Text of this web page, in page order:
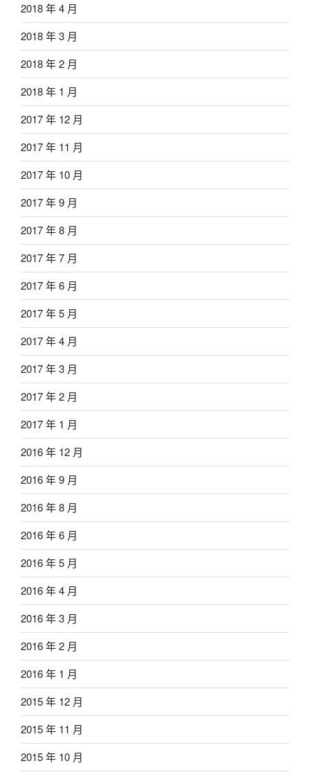
2018 年 4 月
2018 年 3 月
2018 年 2 月
2018 年 1 月
2017 年 12 月
2017 年 11 月
2017 年 10 月
2017 年 9 月
2017 年 8 月
2017 年 7 月
2017 年 6 月
2017 年 5 月
2017 年 4 月
2017 年 3 月
2017 年 2 月
2017 年 1 月
2016 年 12 月
2016 年 9 月
2016 年 8 月
2016 年 6 月
2016 年 5 月
2016 年 4 月
2016 年 3 月
2016 年 2 月
2016 年 1 月
2015 年 12 月
2015 年 11 月
2015 年 10 月